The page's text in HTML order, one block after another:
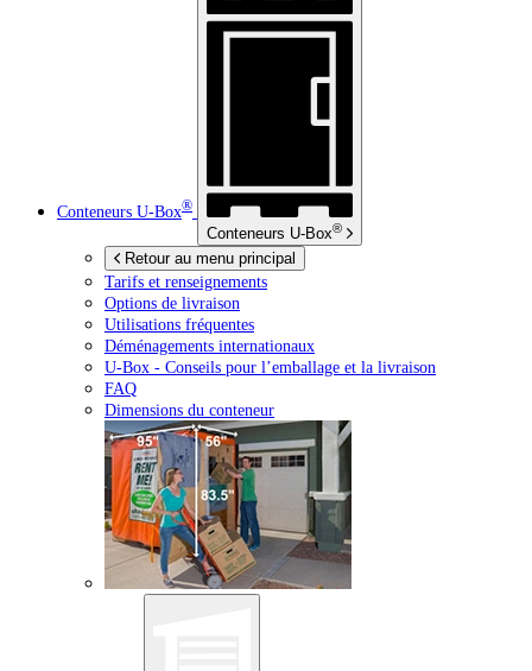
Conteneurs U-Box®
Conteneurs U-Box®
Retour au menu principal
Tarifs et renseignements
Options de livraison
Utilisations fréquentes
Déménagements internationaux
U-Box - Conseils pour l’emballage et la livraison
FAQ
Dimensions du conteneur